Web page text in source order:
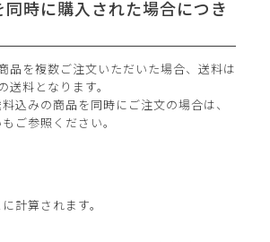
同時に購入された場合につき
品を複数ご注文いただいた場合、送料は
送料となります。
込みの商品を同時にご注文の場合は、
ご参照ください。
計算されます。